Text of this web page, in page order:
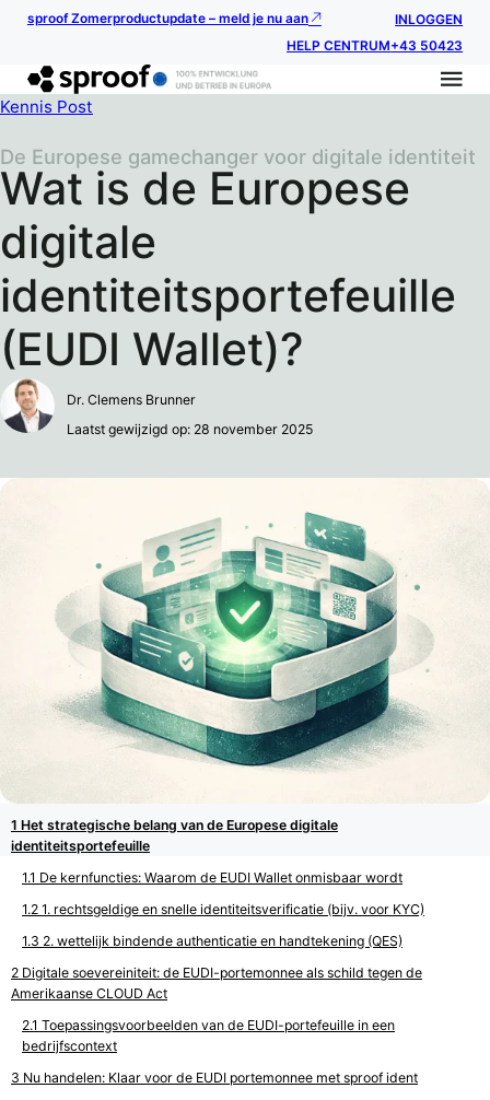
sproof Zomerproductupdate – meld je nu aan
INLOGGEN
HELP CENTRUM+43 50423
Kennis Post
Wat is de Europese
digitale
identiteitsportefeuille
(EUDI Wallet)?
De Europese gamechanger voor digitale identiteit
Dr. Clemens Brunner
Laatst gewijzigd op: 28 november 2025
Het strategische belang van de Europese digitale
identiteitsportefeuille
De kernfuncties: Waarom de EUDI Wallet onmisbaar wordt
1. rechtsgeldige en snelle identiteitsverificatie (bijv. voor KYC)
2. wettelijk bindende authenticatie en handtekening (QES)
Digitale soevereiniteit: de EUDI-portemonnee als schild tegen de
Amerikaanse CLOUD Act
Toepassingsvoorbeelden van de EUDI-portefeuille in een
bedrijfscontext
Nu handelen: Klaar voor de EUDI portemonnee met sproof ident